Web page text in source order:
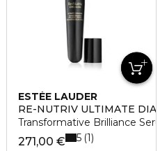
ESTÉE LAUDER
RE-NUTRIV ULTIMATE
Transformative Brilliance
271,00 € 5 1